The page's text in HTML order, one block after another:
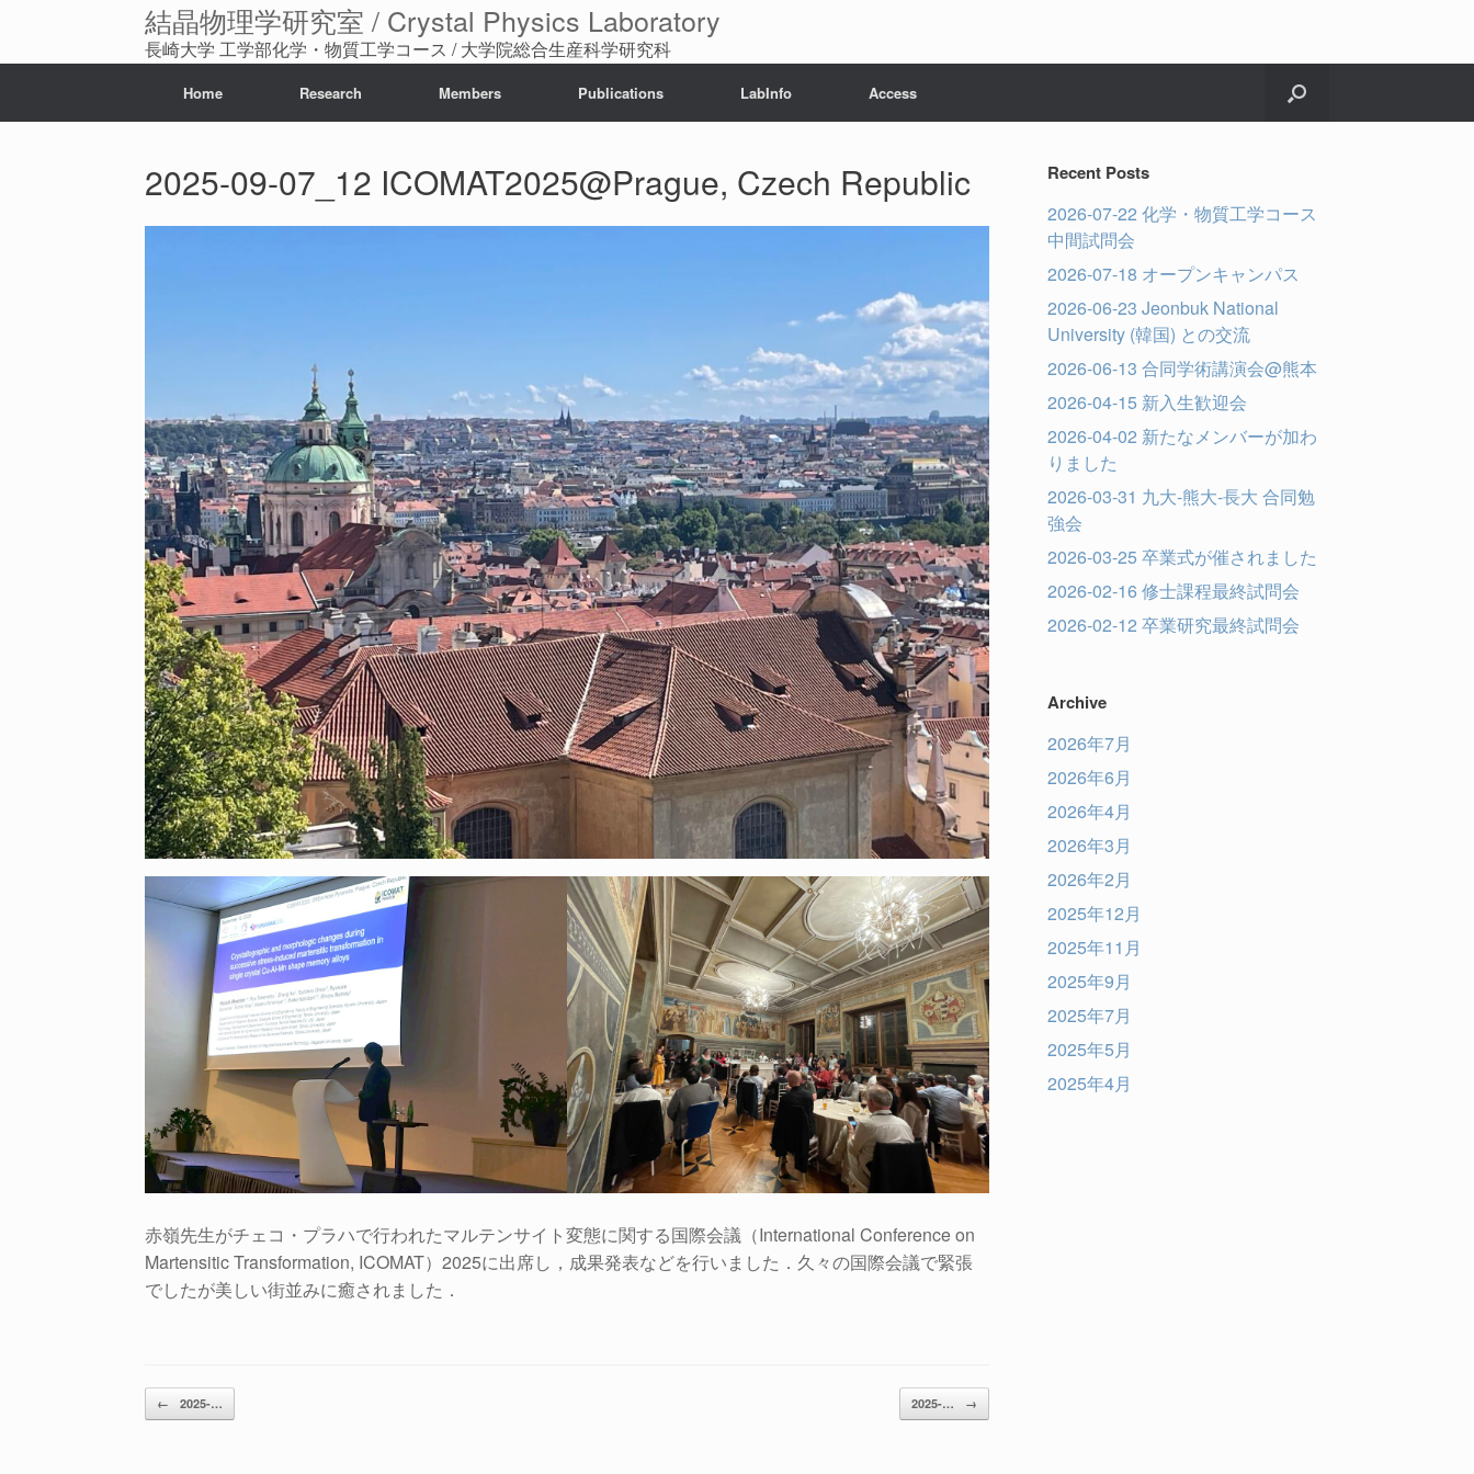
結晶物理学研究室 / Crystal Physics Laboratory
長崎大学 工学部化学・物質工学コース / 大学院総合生産科学研究科
Home Research Members Publications LabInfo Access
2025-09-07_12 ICOMAT2025@Prague, Czech Republic
赤嶺先生がチェコ・プラハで行われたマルテンサイト変態に関する国際会議（International Conference on
Martensitic Transformation, ICOMAT）2025に出席し，成果発表などを行いました．久々の国際会議で緊張
でしたが美しい街並みに癒されました．
投稿ナビゲーション
← 2025-… 2025-… →
Recent Posts
2026-07-22 化学・物質工学コース
中間試問会
2026-07-18 オープンキャンパス
2026-06-23 Jeonbuk National
University (韓国) との交流
2026-06-13 合同学術講演会@熊本
2026-04-15 新入生歓迎会
2026-04-02 新たなメンバーが加わ
りました
2026-03-31 九大-熊大-長大 合同勉
強会
2026-03-25 卒業式が催されました
2026-02-16 修士課程最終試問会
2026-02-12 卒業研究最終試問会
Archive
2026年7月
2026年6月
2026年4月
2026年3月
2026年2月
2025年12月
2025年11月
2025年9月
2025年7月
2025年5月
2025年4月